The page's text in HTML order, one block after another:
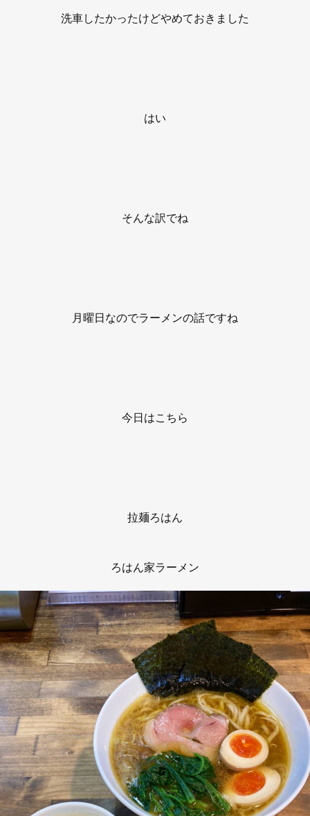
洗車したかったけどやめておきました
はい
そんな訳でね
月曜日なのでラーメンの話ですね
今日はこちら
拉麺ろはん
ろはん家ラーメン